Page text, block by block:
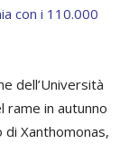
con i 110.000
dell’Università
rame in autunno
Xanthomonas,